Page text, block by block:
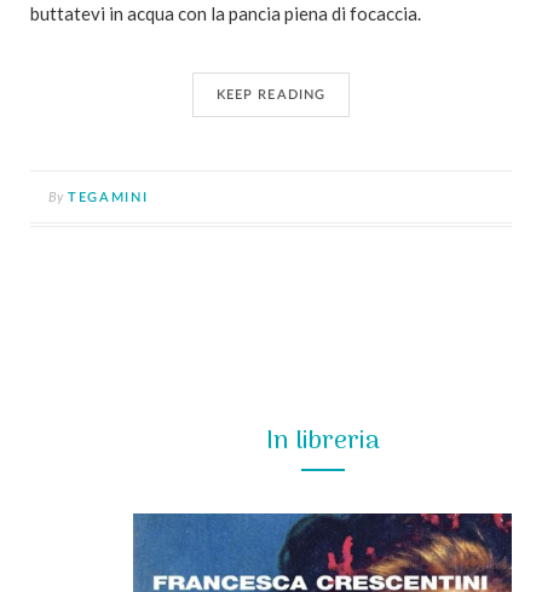
buttatevi in acqua con la pancia piena di focaccia.
KEEP READING
By TEGAMINI
In libreria